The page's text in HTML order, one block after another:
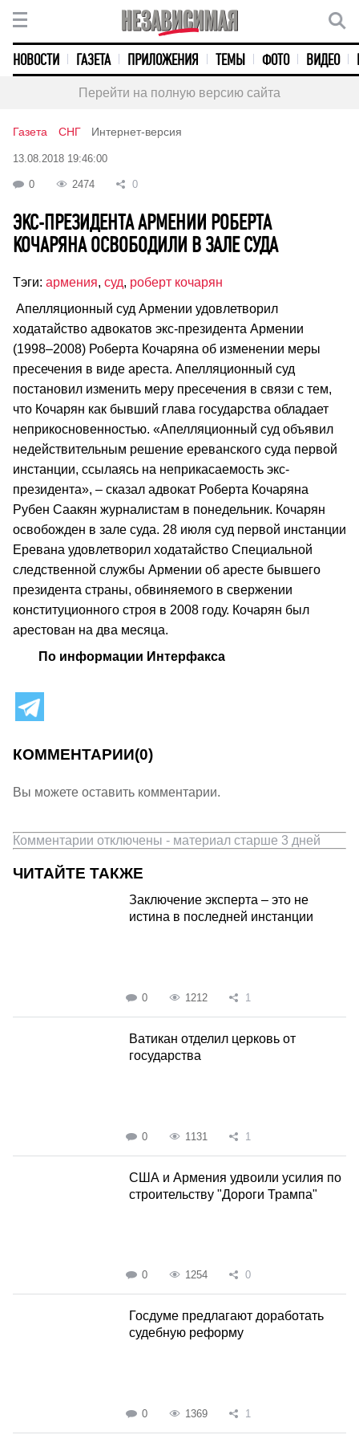
НОВОСТИ ГАЗЕТА ПРИЛОЖЕНИЯ ТЕМЫ ФОТО ВИДЕО
Перейти на полную версию сайта
Газета СНГ Интернет-версия
13.08.2018 19:46:00
0 2474 0
ЭКС-ПРЕЗИДЕНТА АРМЕНИИ РОБЕРТА
КОЧАРЯНА ОСВОБОДИЛИ В ЗАЛЕ СУДА
Тэги: армения, суд, роберт кочарян
Апелляционный суд Армении удовлетворил
ходатайство адвокатов экс-президента Армении
(1998–2008) Роберта Кочаряна об изменении меры
пресечения в виде ареста. Апелляционный суд
постановил изменить меру пресечения в связи с тем,
что Кочарян как бывший глава государства обладает
неприкосновенностью. «Апелляционный суд объявил
недействительным решение ереванского суда первой
инстанции, ссылаясь на неприкасаемость экс-
президента», – сказал адвокат Роберта Кочаряна
Рубен Саакян журналистам в понедельник. Кочарян
освобожден в зале суда. 28 июля суд первой инстанции
Еревана удовлетворил ходатайство Специальной
следственной службы Армении об аресте бывшего
президента страны, обвиняемого в свержении
конституционного строя в 2008 году. Кочарян был
арестован на два месяца.
По информации Интерфакса
КОММЕНТАРИИ(0)
Вы можете оставить комментарии.
Комментарии отключены - материал старше 3 дней
ЧИТАЙТЕ ТАКЖЕ
Заключение эксперта – это не
истина в последней инстанции
0 1212 1
Ватикан отделил церковь от
государства
0 1131 1
США и Армения удвоили усилия по
строительству "Дороги Трампа"
0 1254 0
Госдуме предлагают доработать
судебную реформу
0 1369 1